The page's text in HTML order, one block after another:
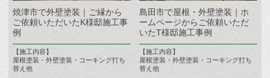
焼津市で外壁塗装｜ご縁から
ご依頼いただいたK様邸施工事
例
【施工内容】
屋根塗装・外壁塗装・コーキング打ち
替え他
島田市で屋根・外壁塗装｜ホ
ームページからご依頼いただ
いたT様邸施工事例
【施工内容】
屋根塗装・外壁塗装・コーキング打ち
替え他